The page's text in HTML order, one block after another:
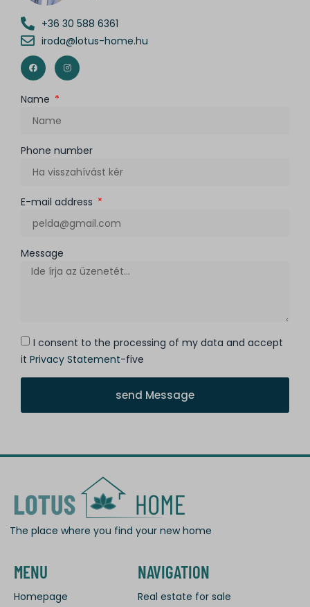
+36 30 588 6361
iroda@lotus-home.hu
Name
Phone number
E-mail address
Message
I consent to the processing of my data and accept
it Privacy Statement-five
send Message
The place where you find your new home
MENU
Homepage
NAVIGATION
Real estate for sale